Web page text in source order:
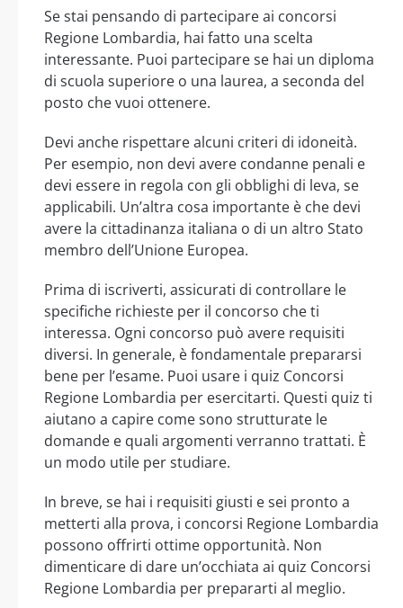
Se stai pensando di partecipare ai concorsi
Regione Lombardia, hai fatto una scelta
interessante. Puoi partecipare se hai un diploma
di scuola superiore o una laurea, a seconda del
posto che vuoi ottenere.
Devi anche rispettare alcuni criteri di idoneità.
Per esempio, non devi avere condanne penali e
devi essere in regola con gli obblighi di leva, se
applicabili. Un’altra cosa importante è che devi
avere la cittadinanza italiana o di un altro Stato
membro dell’Unione Europea.
Prima di iscriverti, assicurati di controllare le
specifiche richieste per il concorso che ti
interessa. Ogni concorso può avere requisiti
diversi. In generale, è fondamentale prepararsi
bene per l’esame. Puoi usare i quiz Concorsi
Regione Lombardia per esercitarti. Questi quiz ti
aiutano a capire come sono strutturate le
domande e quali argomenti verranno trattati. È
un modo utile per studiare.
In breve, se hai i requisiti giusti e sei pronto a
metterti alla prova, i concorsi Regione Lombardia
possono offrirti ottime opportunità. Non
dimenticare di dare un’occhiata ai quiz Concorsi
Regione Lombardia per prepararti al meglio.